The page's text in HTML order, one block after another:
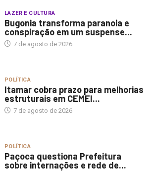
LAZER E CULTURA
Bugonia transforma paranoia e
conspiração em um suspense...
7 de agosto de 2026
POLÍTICA
Itamar cobra prazo para melhorias
estruturais em CEMEI...
7 de agosto de 2026
POLÍTICA
Paçoca questiona Prefeitura
sobre internações e rede de...